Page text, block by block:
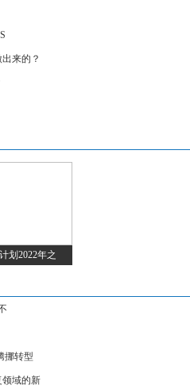
来的？
划2022年之
挪转型
领域的新